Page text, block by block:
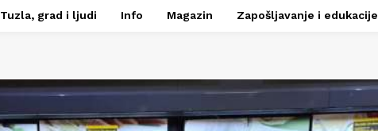
Tuzla, grad i ljudi Info Magazin Zapošljavanje i edukacije